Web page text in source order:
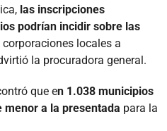
las inscripciones
podrían incidir sobre las
corporaciones locales a
la procuradora general.
que en 1.038 municipios
menor a la presentada para la